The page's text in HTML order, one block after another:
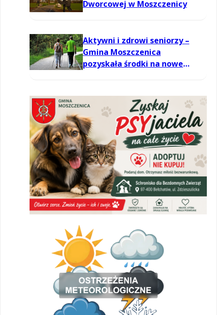
Dworcowej w Moszczenicy
Aktywni i zdrowi seniorzy –
Gmina Moszczenica
pozyskała środki na nowe